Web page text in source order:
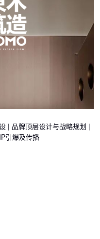
| 品牌顶层设计与战略规划 |
引爆及传播